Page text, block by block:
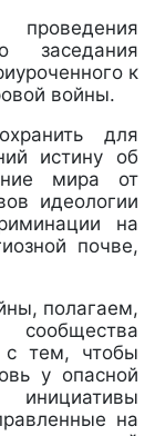
заседания
к
войны.
для
истину об
мира от
идеологии
на
почве,
полагаем,
с тем, чтобы
у опасной
на